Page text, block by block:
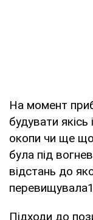
На момент
будувати
окопи чи ще
була під
відстань до
Підходи до